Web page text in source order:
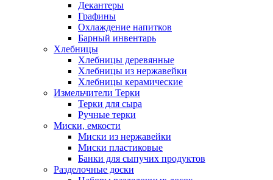
Декантеры
Графины
Охлаждение напитков
Барный инвентарь
Хлебницы
Хлебницы деревянные
Хлебницы из нержавейки
Хлебницы керамические
Измельчители Терки
Терки для сыра
Ручные терки
Миски, емкости
Миски из нержавейки
Миски пластиковые
Банки для сыпучих продуктов
Разделочные доски